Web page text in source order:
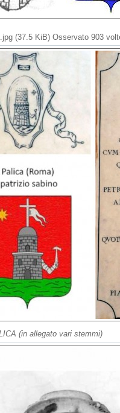
(37.5 KiB) Osservato 903
(in allegato vari stemmi)